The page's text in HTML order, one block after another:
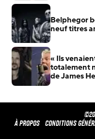
Belphegor
neuf titres
« Ils
totalement
de James
À propos Conditions